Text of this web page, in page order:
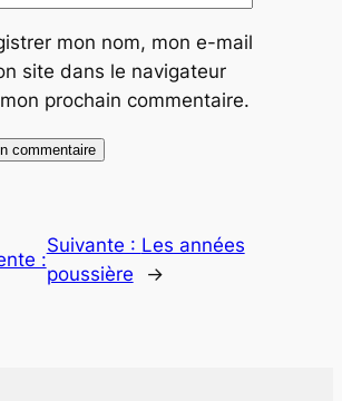
mon nom, mon e-mail
site dans le navigateur
prochain commentaire.
:
Suivante : Les années
poussière
→